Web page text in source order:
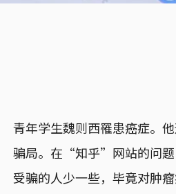
青年学生魏则西罹患癌症。
骗局。在“知乎”网站的问
受骗的人少一些，毕竟对肿